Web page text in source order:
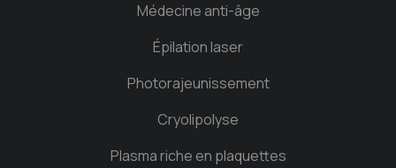
Médecine anti-âge
Épilation laser
Photorajeunissement
Cryolipolyse
Plasma riche en plaquettes